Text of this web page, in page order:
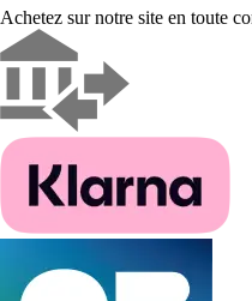
Achetez sur notre site en toute